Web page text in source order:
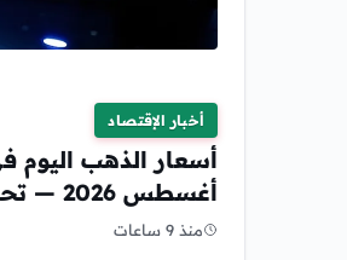
أخبار الإقتصاد
أغسطس 2026 — تحديث مباشر
منذ 9 ساعات